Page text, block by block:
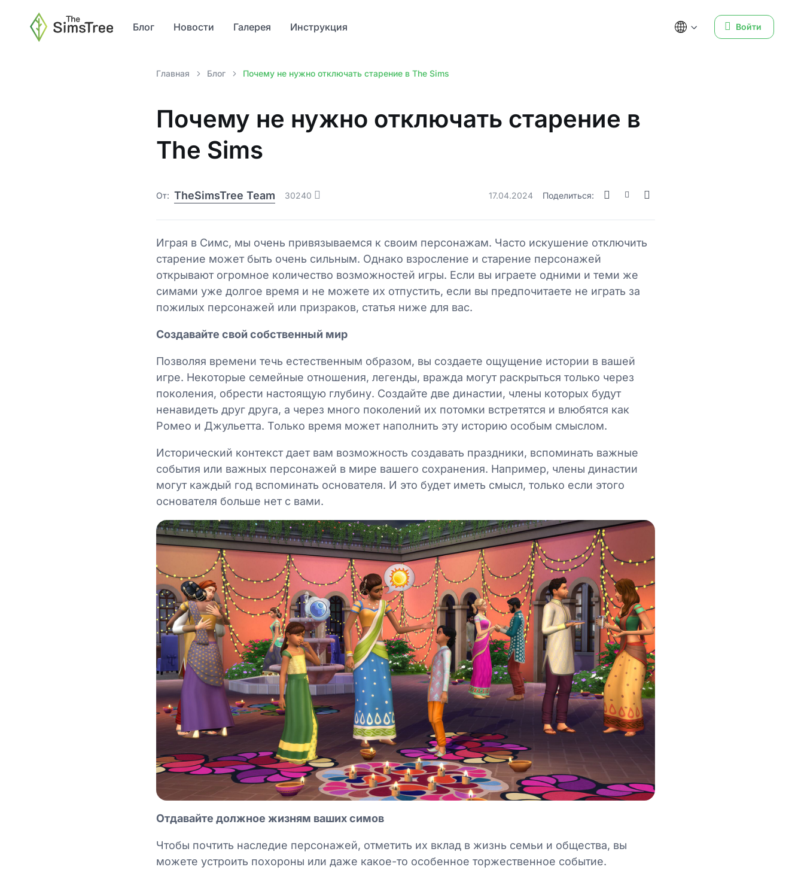
Войти
Блог Новости Галерея Инструкция
Главная Блог Почему не нужно отключать старение в The Sims
Почему не нужно отключать старение в
The Sims
От: TheSimsTree Team 30240 17.04.2024 Поделиться:
Играя в Симс, мы очень привязываемся к своим персонажам. Часто искушение отключить
старение может быть очень сильным. Однако взросление и старение персонажей
открывают огромное количество возможностей игры. Если вы играете одними и теми же
симами уже долгое время и не можете их отпустить, если вы предпочитаете не играть за
пожилых персонажей или призраков, статья ниже для вас.
Создавайте свой собственный мир
Позволяя времени течь естественным образом, вы создаете ощущение истории в вашей
игре. Некоторые семейные отношения, легенды, вражда могут раскрыться только через
поколения, обрести настоящую глубину. Создайте две династии, члены которых будут
ненавидеть друг друга, а через много поколений их потомки встретятся и влюбятся как
Ромео и Джульетта. Только время может наполнить эту историю особым смыслом.
Исторический контекст дает вам возможность создавать праздники, вспоминать важные
события или важных персонажей в мире вашего сохранения. Например, члены династии
могут каждый год вспоминать основателя. И это будет иметь смысл, только если этого
основателя больше нет с вами.
Отдавайте должное жизням ваших симов
Чтобы почтить наследие персонажей, отметить их вклад в жизнь семьи и общества, вы
можете устроить похороны или даже какое-то особенное торжественное событие.